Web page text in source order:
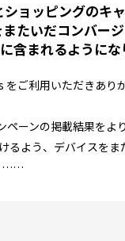
ショッピングのキ
たいだコンバー
含まれるようにな
をご利用いただきあり
ペーンの掲載結果をよ
るよう、デバイスをま
……